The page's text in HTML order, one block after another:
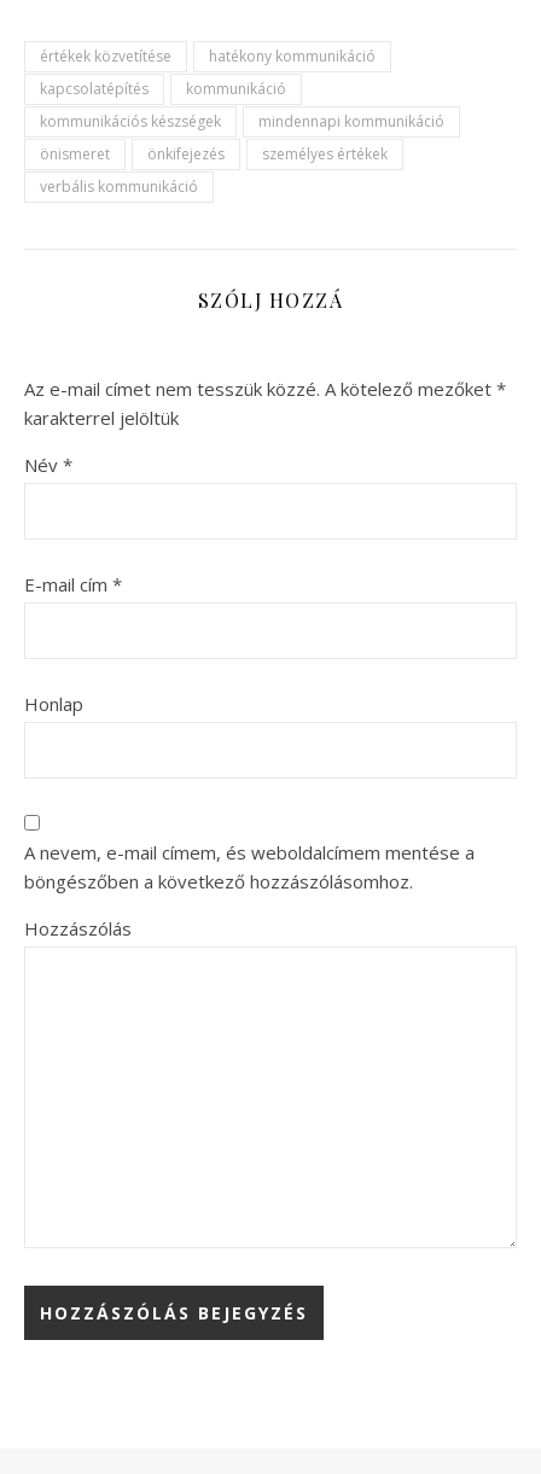
értékek közvetítése
hatékony kommunikáció
kapcsolatépítés
kommunikáció
kommunikációs készségek
mindennapi kommunikáció
önismeret
önkifejezés
személyes értékek
verbális kommunikáció
SZÓLJ HOZZÁ
Az e-mail címet nem tesszük közzé. A kötelező mezőket *
karakterrel jelöltük
Név *
E-mail cím *
Honlap
A nevem, e-mail címem, és weboldalcímem mentése a
böngészőben a következő hozzászólásomhoz.
Hozzászólás